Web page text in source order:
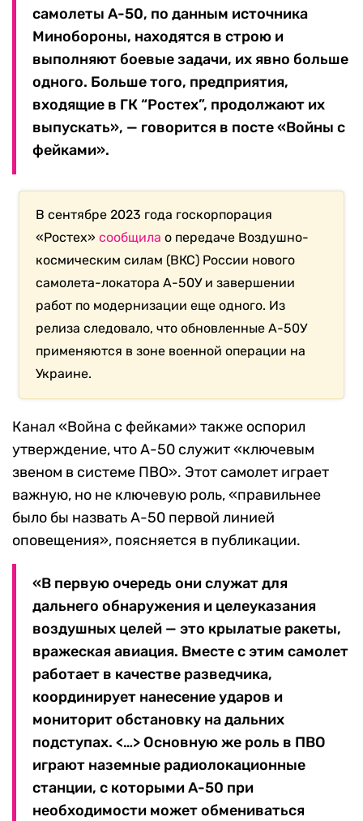
самолеты А-50, по данным источника
Минобороны, находятся в строю и
выполняют боевые задачи, их явно больше
одного. Больше того, предприятия,
входящие в ГК “Ростех”, продолжают их
выпускать», — говорится в посте «Войны с
фейками».
В сентябре 2023 года госкорпорация
«Ростех»сообщила о передаче Воздушно-
космическим силам (ВКС) России нового
самолета-локатора А-50У и завершении
работ по модернизации еще одного. Из
релиза следовало, что обновленные А-50У
применяются в зоне военной операции на
Украине.
Канал «Война с фейками» также оспорил
утверждение, что А-50 служит «ключевым
звеном в системе ПВО». Этот самолет играет
важную, но не ключевую роль, «правильнее
было бы назвать А-50 первой линией
оповещения», поясняется в публикации.
«В первую очередь они служат для
дальнего обнаружения и целеуказания
воздушных целей — это крылатые ракеты,
вражеская авиация. Вместе с этим самолет
работает в качестве разведчика,
координирует нанесение ударов и
мониторит обстановку на дальних
подступах. <…> Основную же роль в ПВО
играют наземные радиолокационные
станции, с которыми А-50 при
необходимости может обмениваться